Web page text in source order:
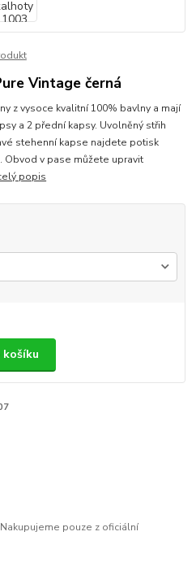
Vintage černá
z vysoce kvalitní 100% bavlny a mají
a 2 přední kapsy. Uvolněný střih
stehenní kapse najdete potisk
Obvod v pase můžete upravit
popis
pouze z oficiální